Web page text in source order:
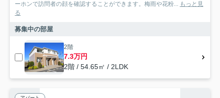
ーホンで訪問者の顔を確認することができます。梅雨や花粉... もっと見
る
募集中の部屋
2階
7.3万円
2階 / 54.65㎡ / 2LDK